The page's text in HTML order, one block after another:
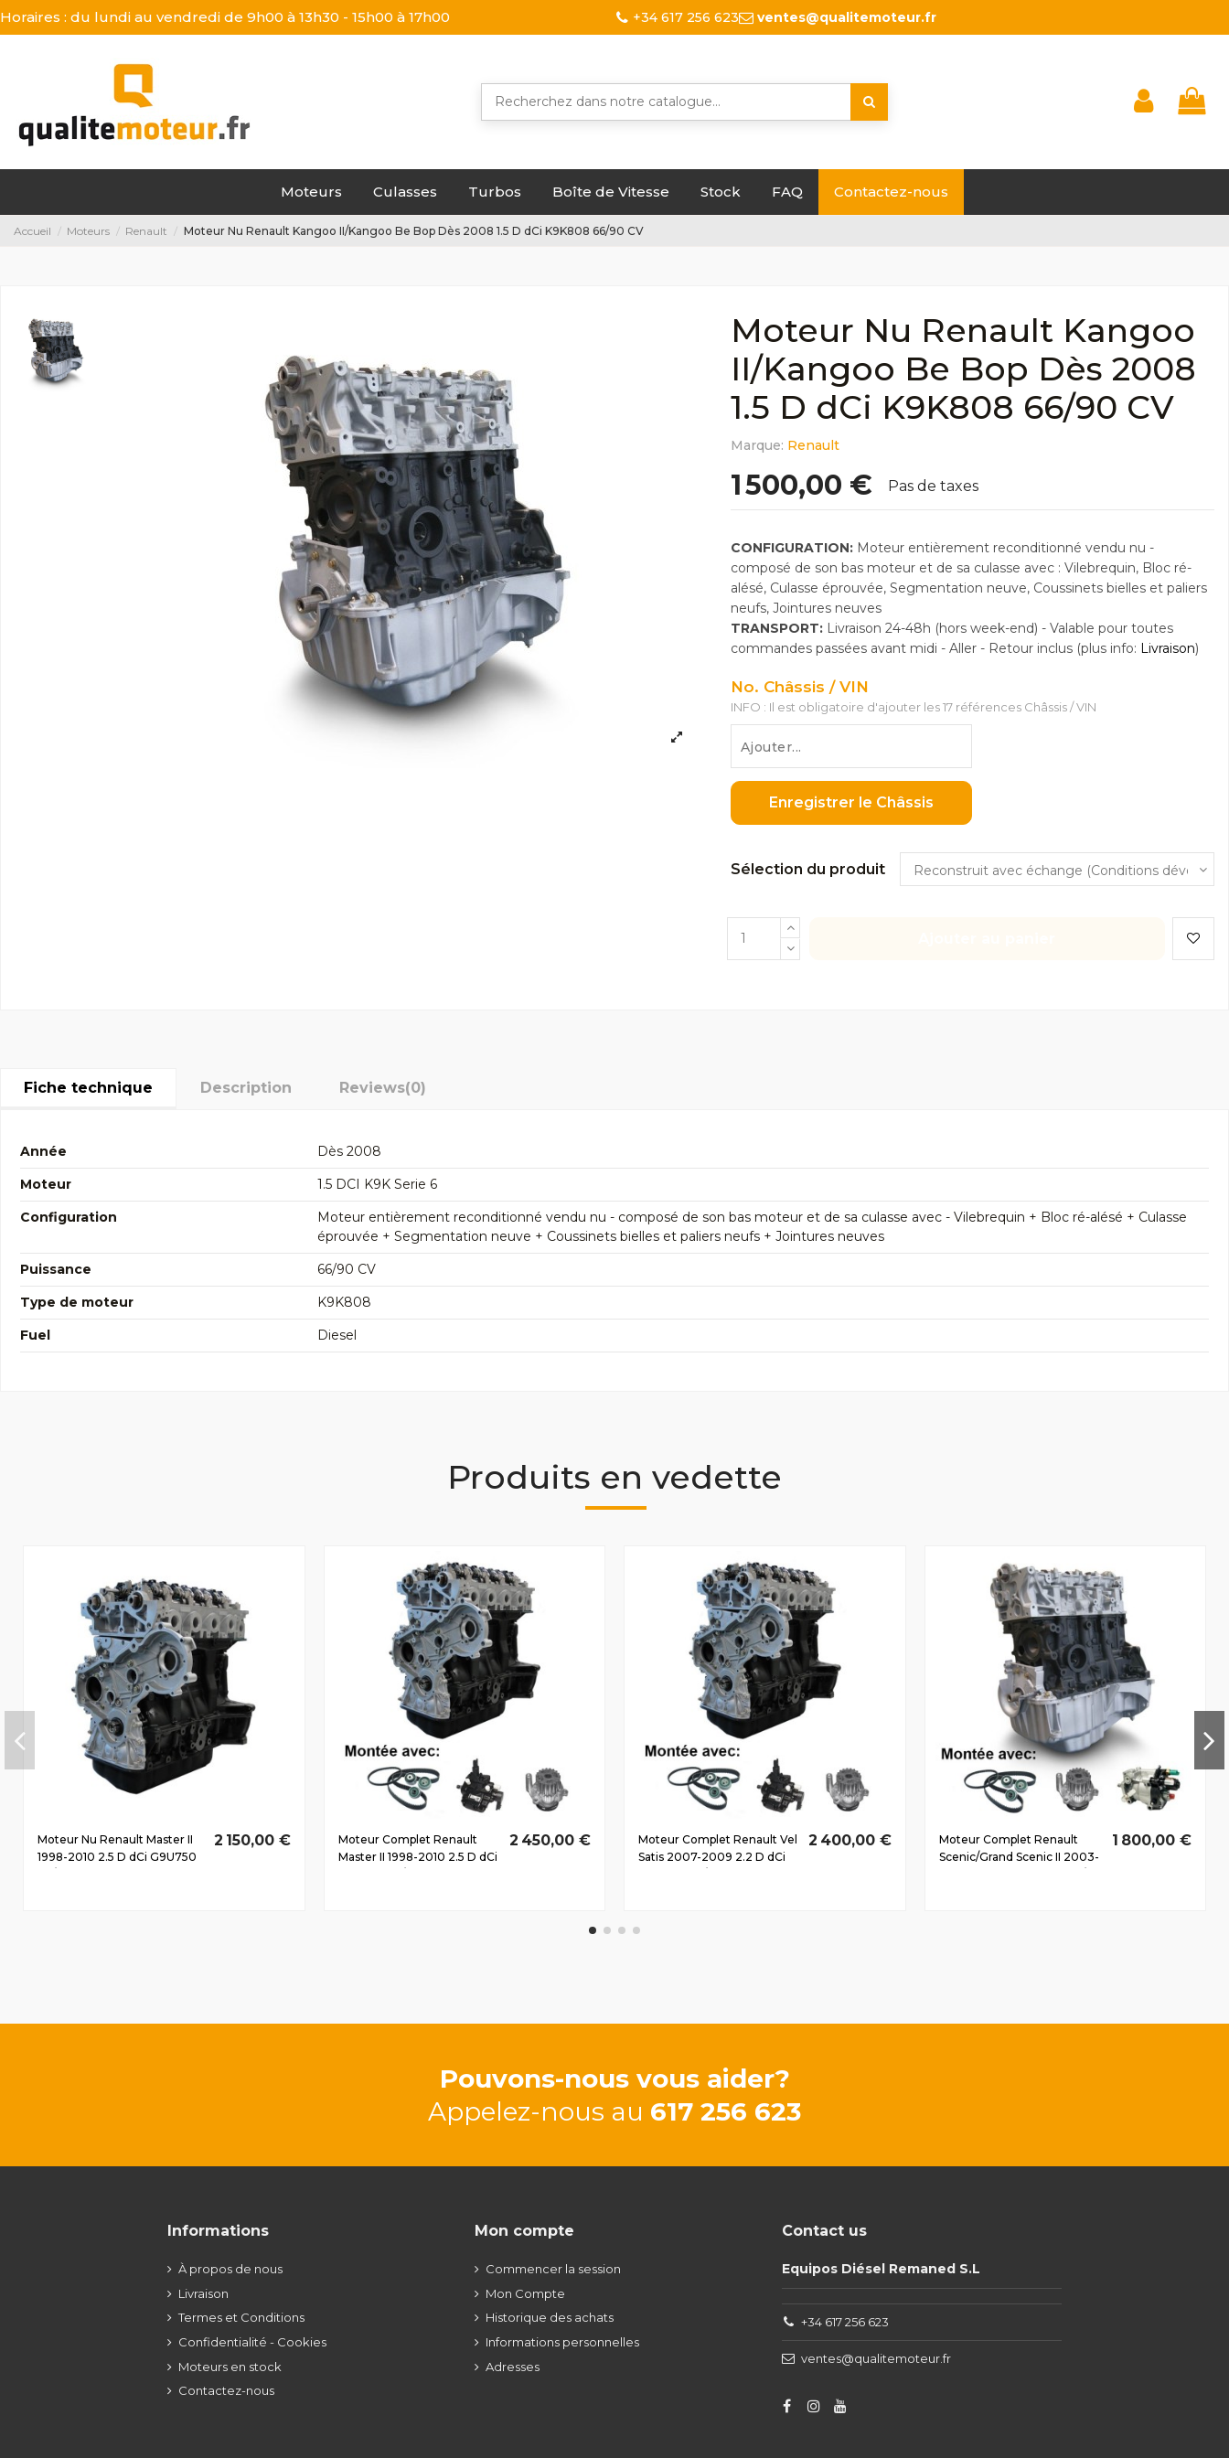
Horaires : du lundi au vendredi de 9h00 à 13h30 - 15h00 à 17h00 +34 617 256 623 ventes@qualitemoteur.fr
Moteurs Culasses Turbos Boîte de Vitesse Stock FAQ Contactez-nous
Accueil Moteurs Renault Moteur Nu Renault Kangoo II/Kangoo Be Bop Dès 2008 1.5 D dCi K9K808 66/90 CV
Moteur Nu Renault Kangoo
II/Kangoo Be Bop Dès 2008
1.5 D dCi K9K808 66/90 CV
Marque: Renault
1 500,00 € Pas de taxes
CONFIGURATION:Moteur entièrement reconditionné vendu nu -
composé de son bas moteur et de sa culasse avec : Vilebrequin, Bloc ré-
alésé, Culasse éprouvée, Segmentation neuve, Coussinets bielles et paliers
neufs, Jointures neuves
TRANSPORT: Livraison 24-48h (hors week-end) - Valable pour toutes
commandes passées avant midi - Aller - Retour inclus (plus info: Livraison)
No. Châssis / VIN
INFO : Il est obligatoire d'ajouter les 17 références Châssis / VIN
Enregistrer le Châssis
Sélection du produit
Fiche technique Description Reviews(0)
Année
Dès 2008
Moteur
1.5 DCI K9K Serie 6
Configuration
Moteur entièrement reconditionné vendu nu - composé de son bas moteur et de sa culasse avec - Vilebrequin + Bloc ré-alésé + Culasse
éprouvée + Segmentation neuve + Coussinets bielles et paliers neufs + Jointures neuves
Puissance
66/90 CV
Type de moteur
K9K808
Fuel
Diesel
Produits en vedette
Moteur Nu Renault Master II
1998-2010 2.5 D dCi G9U750
2 150,00 €
Moteur Complet Renault
Master II 1998-2010 2.5 D dCi
2 450,00 €
Moteur Complet Renault Vel
Satis 2007-2009 2.2 D dCi
2 400,00 €
Moteur Complet Renault
Scenic/Grand Scenic II 2003-
1 800,00 €
Pouvons-nous vous aider?
Appelez-nous au 617 256 623
Informations
À propos de nous
Livraison
Termes et Conditions
Confidentialité - Cookies
Moteurs en stock
Contactez-nous
Mon compte
Commencer la session
Mon Compte
Historique des achats
Informations personnelles
Adresses
Contact us
Equipos Diésel Remaned S.L
+34 617 256 623
ventes@qualitemoteur.fr